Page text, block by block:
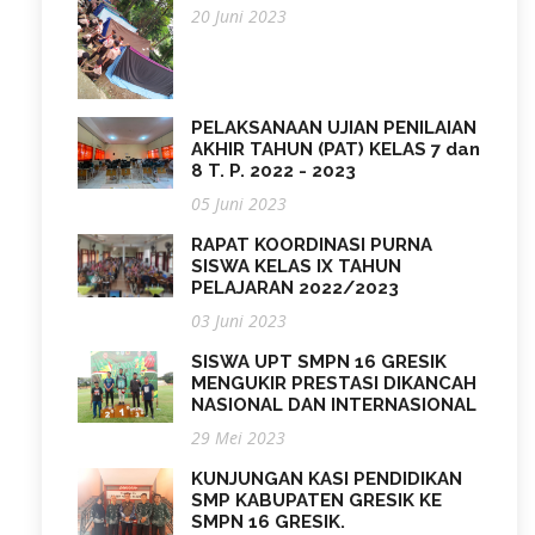
20 Juni 2023
PELAKSANAAN UJIAN PENILAIAN
AKHIR TAHUN (PAT) KELAS 7 dan
8 T. P. 2022 - 2023
05 Juni 2023
RAPAT KOORDINASI PURNA
SISWA KELAS IX TAHUN
PELAJARAN 2022/2023
03 Juni 2023
SISWA UPT SMPN 16 GRESIK
MENGUKIR PRESTASI DIKANCAH
NASIONAL DAN INTERNASIONAL
29 Mei 2023
KUNJUNGAN KASI PENDIDIKAN
SMP KABUPATEN GRESIK KE
SMPN 16 GRESIK.